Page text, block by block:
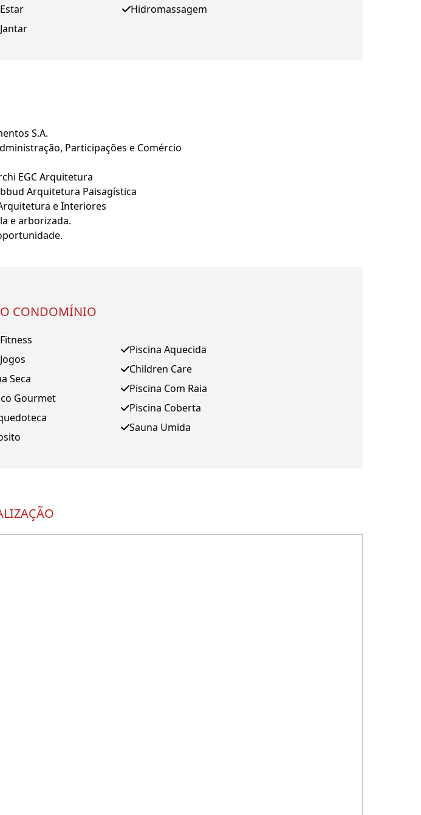
Hidromassagem
S.A.
Participações e Comércio
EGC Arquitetura
Arquitetura Paisagística
e Interiores
e arborizada.
CONDOMÍNIO
Seca
Gourmet
Piscina Aquecida
Children Care
Piscina Com Raia
Piscina Coberta
Sauna Umida